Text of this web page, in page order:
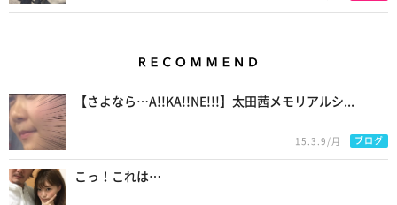
【さよなら…A!!KA!!NE!!!】太田茜メモリアルシ...
15.3.9/月 ブログ
こっ！これは…